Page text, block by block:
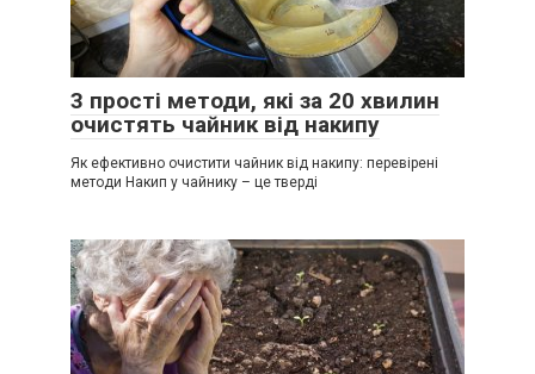
3 прості методи, які за 20 хвилин
очистять чайник від накипу
Як ефективно очистити чайник від накипу: перевірені
методи Накип у чайнику – це тверді